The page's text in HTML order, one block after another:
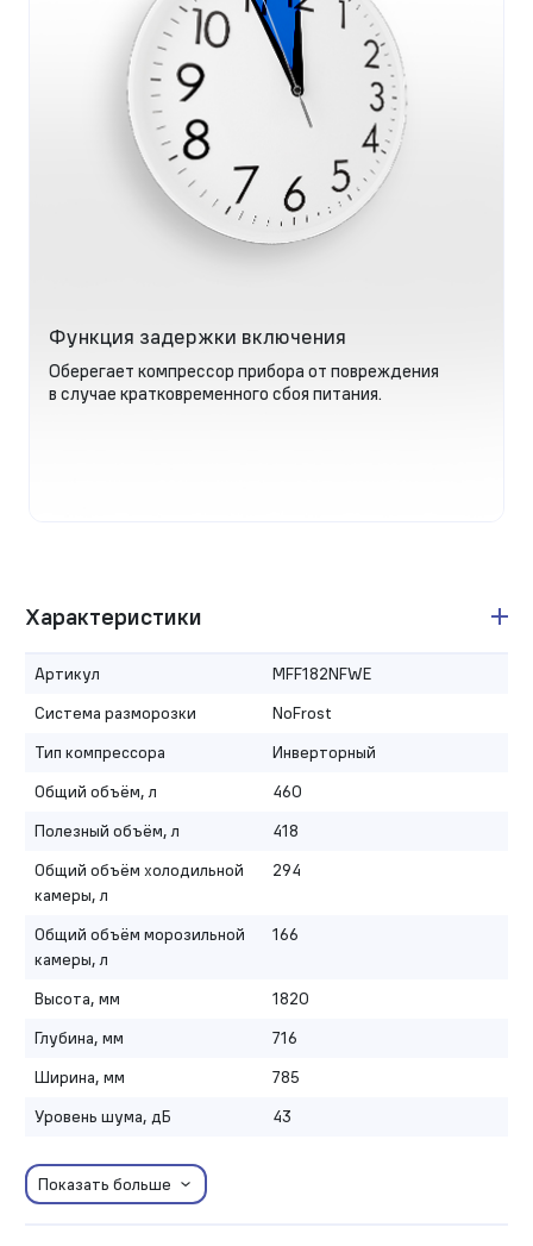
Функция задержки включения
Оберегает компрессор прибора от повреждения
в случае кратковременного сбоя питания.
Характеристики
Артикул
MFF182NFWE
Система разморозки
NoFrost
Тип компрессора
Инверторный
Общий объём, л
460
Полезный объём, л
418
Общий объём холодильной
камеры, л
294
Общий объём морозильной
камеры, л
166
Высота, мм
1820
Глубина, мм
716
Ширина, мм
785
Уровень шума, дБ
43
Показать больше